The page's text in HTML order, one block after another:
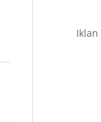
Iklan